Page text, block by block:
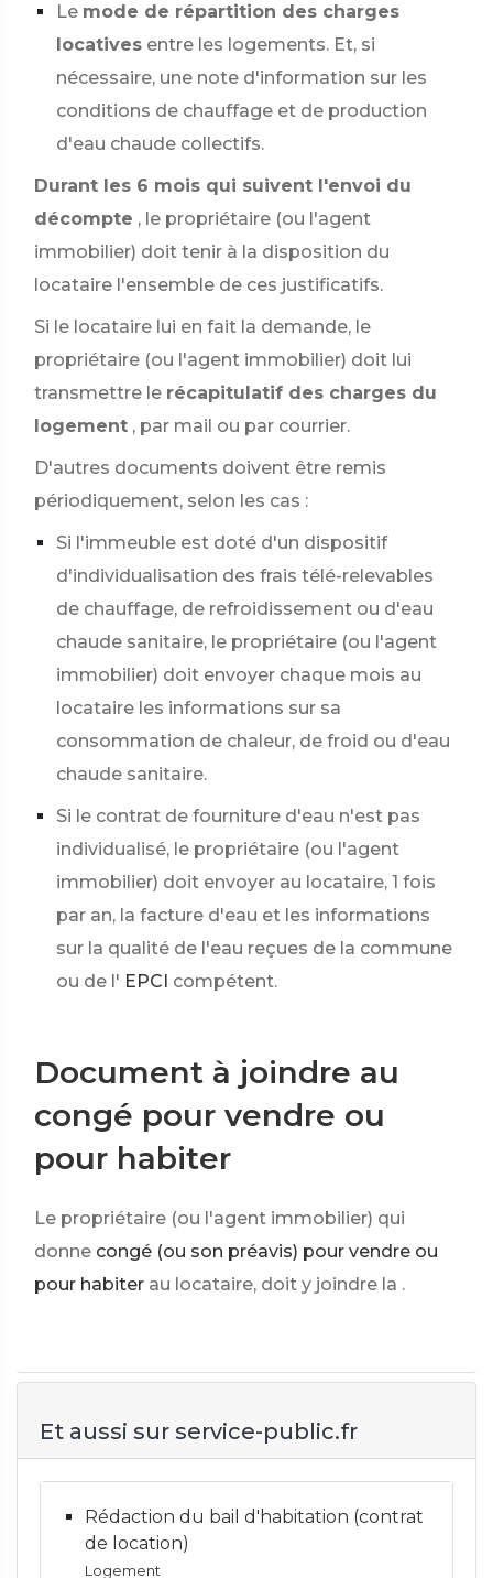
Le mode de répartition des charges
locatives entre les logements. Et, si
nécessaire, une note d'information sur les
conditions de chauffage et de production
d'eau chaude collectifs.
Durant les 6 mois qui suivent l'envoi du
décompte , le propriétaire (ou l'agent
immobilier) doit tenir à la disposition du
locataire l'ensemble de ces justificatifs.
Si le locataire lui en fait la demande, le
propriétaire (ou l'agent immobilier) doit lui
transmettre le récapitulatif des charges du
logement , par mail ou par courrier.
D'autres documents doivent être remis
périodiquement, selon les cas :
Si l'immeuble est doté d'un dispositif
d'individualisation des frais télé-relevables
de chauffage, de refroidissement ou d'eau
chaude sanitaire, le propriétaire (ou l'agent
immobilier) doit envoyer chaque mois au
locataire les informations sur sa
consommation de chaleur, de froid ou d'eau
chaude sanitaire.
Si le contrat de fourniture d'eau n'est pas
individualisé, le propriétaire (ou l'agent
immobilier) doit envoyer au locataire, 1 fois
par an, la facture d'eau et les informations
sur la qualité de l'eau reçues de la commune
ou de l' EPCI compétent.
Document à joindre au
congé pour vendre ou
pour habiter
Le propriétaire (ou l'agent immobilier) qui
donne congé (ou son préavis) pour vendre ou
pour habiter au locataire, doit y joindre la .
Et aussi sur service-public.fr
Rédaction du bail d'habitation (contrat
de location)
Logement